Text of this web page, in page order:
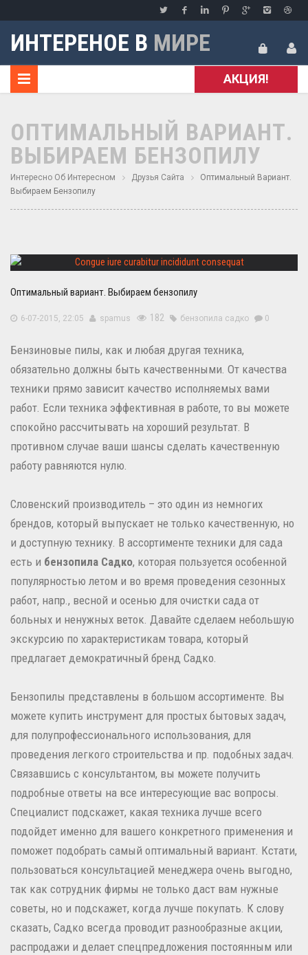
ИНТЕРЕНОЕ В МИРЕ
АКЦИЯ!
ОПТИМАЛЬНЫЙ ВАРИАНТ.
ВЫБИРАЕМ БЕНЗОПИЛУ
Интересно Об Интересном Друзья Сайта
Оптимальный Вариант.
Выбираем Бензопилу
Оптимальный вариант. Выбираем бензопилу
6-07-2015, 22:05 spamus 182 бензопила садко 0
Бензиновые пилы, как и любая другая техника,
обязательно должны быть качественными. От качества
техники прямо зависит качество исполняемых вами
работ. Если техника эффективная в работе, то вы можете
спокойно рассчитывать на хороший результат. В
противном случае ваши шансы сделать качественную
работу равняются нулю.
Словенский производитель – это один из немногих
брендов, который выпускает не только качественную, но
и доступную технику. В ассортименте техники для сада
есть и бензопила Садко, которая пользуется особенной
популярностью летом и во время проведения сезонных
работ, напр., весной и осенью для очистки сада от
больных и ненужных веток. Давайте сделаем небольшую
экскурсию по характеристикам товара, который
предлагает демократичный бренд Садко.
Бензопилы представлены в большом ассортименте. Вы
можете купить инструмент для простых бытовых задач,
для полупрофессионального использования, для
проведения легкого строительства и пр. подобных задач.
Связавшись с консультантом, вы можете получить
подробные ответы на все интересующие вас вопросы.
Специалист подскажет, какая техника лучше всего
подойдет именно для вашего конкретного применения и
поможет подобрать самый оптимальный вариант. Кстати,
пользоваться консультацией менеджера очень выгодно,
так как сотрудник фирмы не только даст вам нужные
советы, но и подскажет, когда лучше покупать. К слову
сказать, Садко всегда проводит разнообразные акции,
распродажи и делает спецпредложения постоянным или